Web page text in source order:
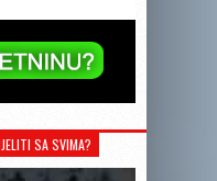
SA SVIMA?